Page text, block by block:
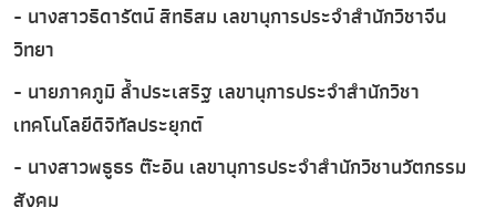
- นางสาวธิดารัตน์ สิทธิสม เลขานุการประจำสำนักวิชาจีน
วิทยา
- นายภาคภูมิ ล้ำประเสริฐ เลขานุการประจำสำนักวิชา
เทคโนโลยีดิจิทัลประยุกต์
- นางสาวพธูธร ต๊ะอิน เลขานุการประจำสำนักวิชานวัตกรรม
สังคม